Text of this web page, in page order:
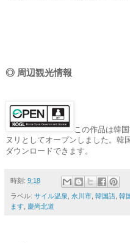
◎ 周辺観光情報
この作品は韓
ヌリとしてオープンしました。
ダウンロードできます。
時刻: 9:18
ラベル: サイル温泉 永川市 韓国語 韓
ます 慶尚北道